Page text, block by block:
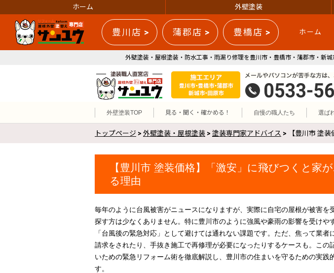
ホーム 外壁塗装
豊川店 > 蒲郡店 > 豊橋店 > ホーム
外壁塗装・屋根塗装・防水工事・雨漏り修理を豊川市・豊橋市・蒲郡市・新
リフォーム・リノベ・外壁塗装
施工エリア 豊川市・豊橋市・
外壁塗装TOP 見る・聞く・確かめる！ 自慢の職人たち 選ば
トップページ > 外壁塗装・屋根塗装 > 塗装専門家アドバイス > 【豊川市 塗
【豊川市 塗装価格】「激安」に飛びつくと家
る理由
毎年のように台風被害がニュースになりますが、実際に自宅の屋根が被害を
探す方は少なくありません。特に豊川市のように強風や豪雨の影響を受けや
「台風後の緊急対応」として避けては通れない課題です。ただ、焦って業者
請求をされたり、手抜き施工で再修理が必要になったりするケースも。この
いための緊急リフォーム術を徹底解説し、豊川市の住まいを守るための実践
す。